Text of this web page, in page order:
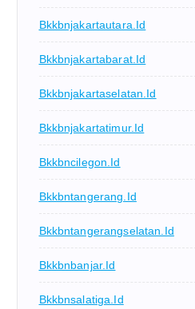
Bkkbnjakartautara.id
Bkkbnjakartabarat.id
Bkkbnjakartaselatan.id
Bkkbnjakartatimur.id
Bkkbncilegon.id
Bkkbntangerang.id
Bkkbntangerangselatan.id
Bkkbnbanjar.id
Bkkbnsalatiga.id